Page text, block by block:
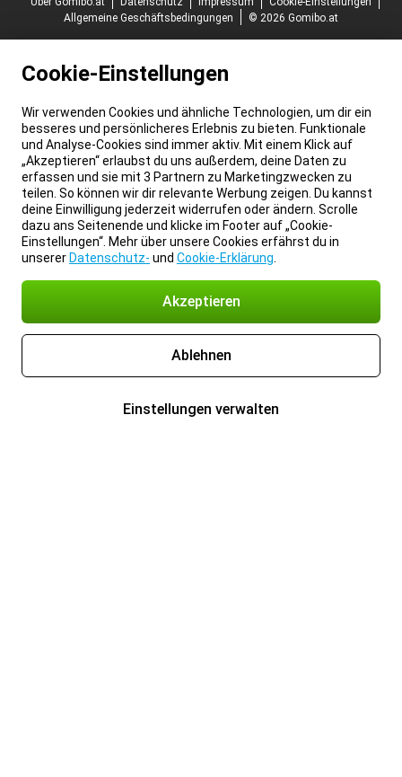
Allgemeine Geschäftsbedingungen
© 2026 Gomibo.at
Cookie-Einstellungen
Wir verwenden Cookies und ähnliche Technologien, um dir ein
besseres und persönlicheres Erlebnis zu bieten. Funktionale
und Analyse-Cookies sind immer aktiv. Mit einem Klick auf
„Akzeptieren“ erlaubst du uns außerdem, deine Daten zu
erfassen und sie mit 3 Partnern zu Marketingzwecken zu
teilen. So können wir dir relevante Werbung zeigen. Du kannst
deine Einwilligung jederzeit widerrufen oder ändern. Scrolle
dazu ans Seitenende und klicke im Footer auf „Cookie-
Einstellungen“. Mehr über unsere Cookies erfährst du in
unserer Datenschutz- und Cookie-Erklärung
Akzeptieren
Ablehnen
Einstellungen verwalten